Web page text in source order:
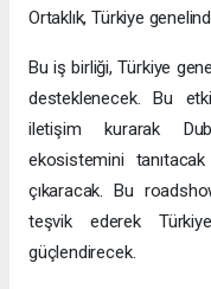
Ortaklık, Türkiye
Bu iş birliği, Türkiye
desteklenecek. Bu
iletişim kurarak
ekosistemini
çıkaracak. Bu
teşvik ederek
güçlendirecek.